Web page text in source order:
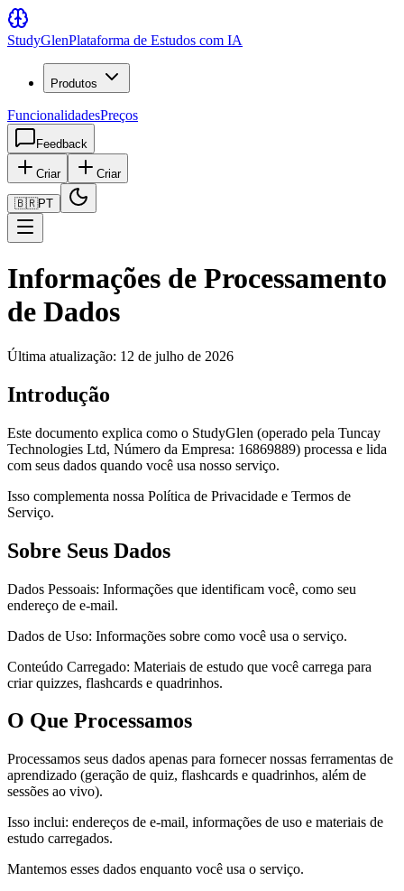
StudyGlenPlataforma de Estudos com IA
Produtos
FuncionalidadesPreços
Feedback
Criar Criar
🇧🇷PT
Informações de Processamento
de Dados
Última atualização: 12 de julho de 2026
Introdução
Este documento explica como o StudyGlen (operado pela Tuncay
Technologies Ltd, Número da Empresa: 16869889) processa e lida
com seus dados quando você usa nosso serviço.
Isso complementa nossa Política de Privacidade e Termos de
Serviço.
Sobre Seus Dados
Dados Pessoais: Informações que identificam você, como seu
endereço de e-mail.
Dados de Uso: Informações sobre como você usa o serviço.
Conteúdo Carregado: Materiais de estudo que você carrega para
criar quizzes, flashcards e quadrinhos.
O Que Processamos
Processamos seus dados apenas para fornecer nossas ferramentas de
aprendizado (geração de quiz, flashcards e quadrinhos, além de
sessões ao vivo).
Isso inclui: endereços de e-mail, informações de uso e materiais de
estudo carregados.
Mantemos esses dados enquanto você usa o serviço.